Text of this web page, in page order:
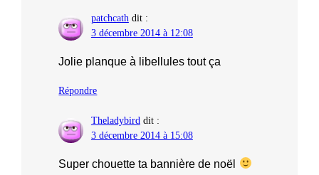
patchcath dit :
3 décembre 2014 à 12:08
Jolie planque à libellules tout ça
Répondre
Theladybird dit :
3 décembre 2014 à 15:08
Super chouette ta bannière de noël